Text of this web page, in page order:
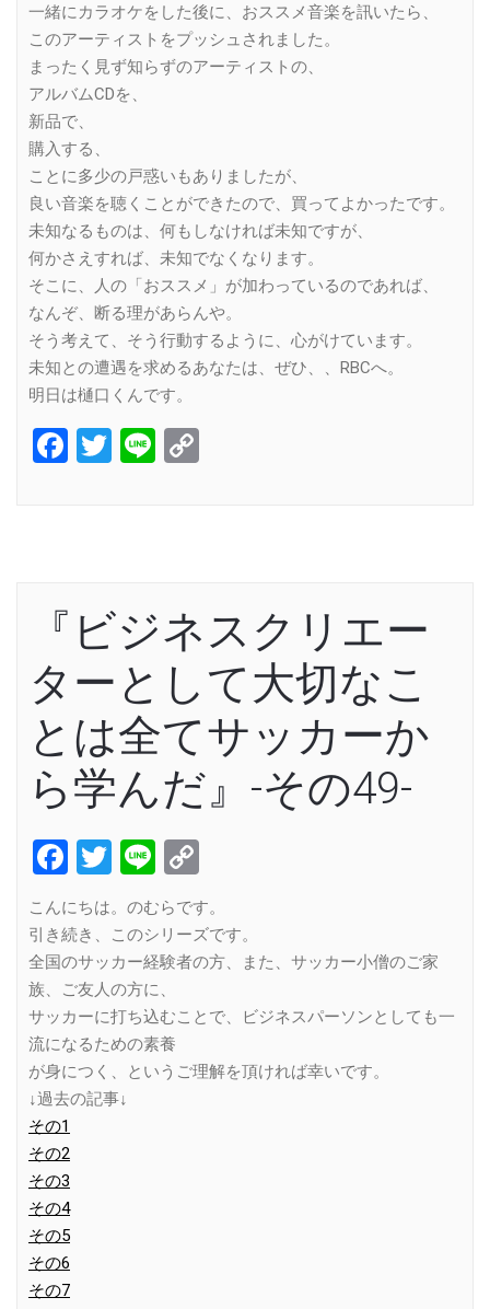
一緒にカラオケをした後に、おススメ音楽を訊いたら、
このアーティストをプッシュされました。
まったく見ず知らずのアーティストの、
アルバムCDを、
新品で、
購入する、
ことに多少の戸惑いもありましたが、
良い音楽を聴くことができたので、買ってよかったです。
未知なるものは、何もしなければ未知ですが、
何かさえすれば、未知でなくなります。
そこに、人の「おススメ」が加わっているのであれば、
なんぞ、断る理があらんや。
そう考えて、そう行動するように、心がけています。
未知との遭遇を求めるあなたは、ぜひ、、RBCへ。
明日は樋口くんです。
Facebook
Twitter
Line
『ビジネスクリエー
ターとして大切なこ
とは全てサッカーか
ら学んだ』-その49-
Facebook
Twitter
Line
Link
こんにちは。のむらです。
引き続き、このシリーズです。
全国のサッカー経験者の方、また、サッカー小僧のご家
族、ご友人の方に、
サッカーに打ち込むことで、ビジネスパーソンとしても一
流になるための素養
が身につく、というご理解を頂ければ幸いです。
↓過去の記事↓
その1
その2
その3
その4
その5
その6
その7